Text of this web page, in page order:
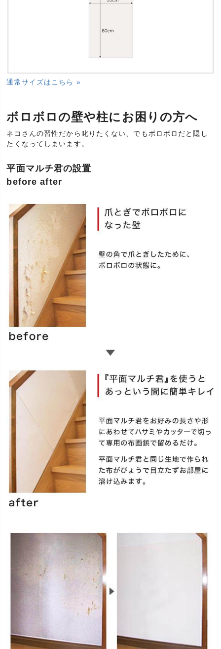
通常サイズはこちら »
ボロボロの壁や柱にお困りの方へ
ネコさんの習性だから叱りたくない、でもボロボロだと隠し
たくなってしまいます。
平面マルチ君の設置
before after